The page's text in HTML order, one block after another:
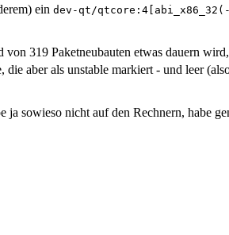
ein dev-qt/
319 Paketneubauten etwas dauern
aber als unstable markiert - und leer
sowieso nicht auf den Rechnern, habe